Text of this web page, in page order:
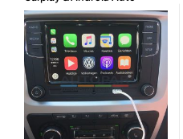
Geschikt voor Skoda